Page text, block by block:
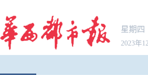
星期四
2023年